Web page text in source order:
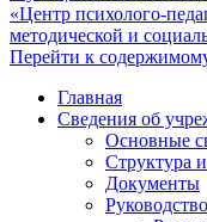
«Центр психолого-
методической и
Перейти к
Главная
Сведения об
Основные
Структура
Документы